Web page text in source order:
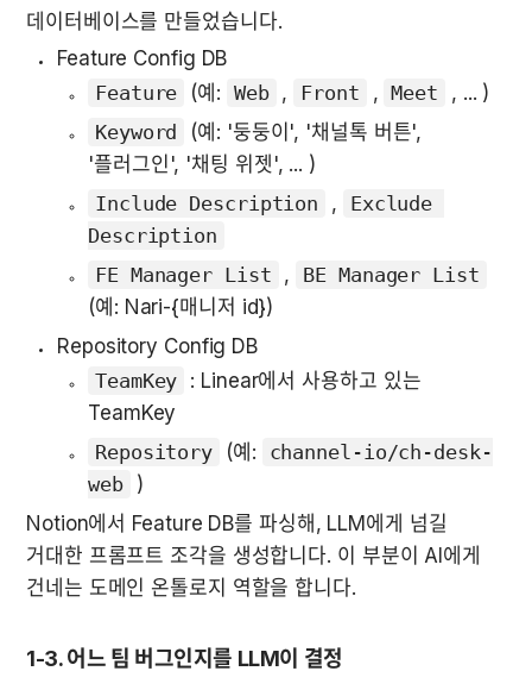
데이터베이스를 만들었습니다.
Feature Config DB
Feature
(예: Web , Front , Meet
, ... )
Keyword
(예: '둥둥이', '채널톡 버튼',
'플러그인', '채팅 위젯', ... )
Include Description
,
Exclude
Description
FE Manager List ,
BE Manager List
(예: Nari-{매니저 id})
Repository Config DB
TeamKey : Linear에서 사용하고 있는
TeamKey
Repository
(예:
channel-io/ch-desk-
web
)
Notion에서 Feature DB를 파싱해, LLM에게 넘길
거대한 프롬프트 조각을 생성합니다. 이 부분이 AI에게
건네는 도메인 온톨로지 역할을 합니다.
1-3. 어느 팀 버그인지를 LLM이 결정